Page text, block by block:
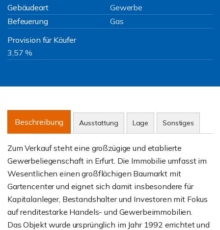
Gebäudeart
Gewerbe
Befeuerung
Gas
Provision für Käufer
3,57 %
Beschreibung Ausstattung Lage Sonstiges
Zum Verkauf steht eine großzügige und etablierte
Gewerbeliegenschaft in Erfurt. Die Immobilie umfasst im
Wesentlichen einen großflächigen Baumarkt mit
Gartencenter und eignet sich damit insbesondere für
Kapitalanleger, Bestandshalter und Investoren mit Fokus
auf renditestarke Handels- und Gewerbeimmobilien.
Das Objekt wurde ursprünglich im Jahr 1992 errichtet und